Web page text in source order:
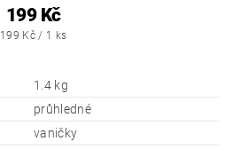
199 Kč
199 Kč / 1 ks
1.4 kg
průhledné
vaničky